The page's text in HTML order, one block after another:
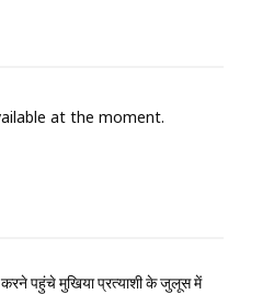
at the moment.
करने पहुंचे मुखिया प्रत्याशी के जुलूस में